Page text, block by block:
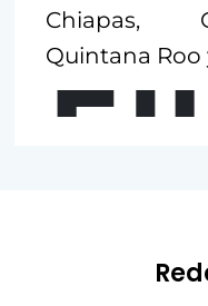
Chiapas,
Quintana Roo